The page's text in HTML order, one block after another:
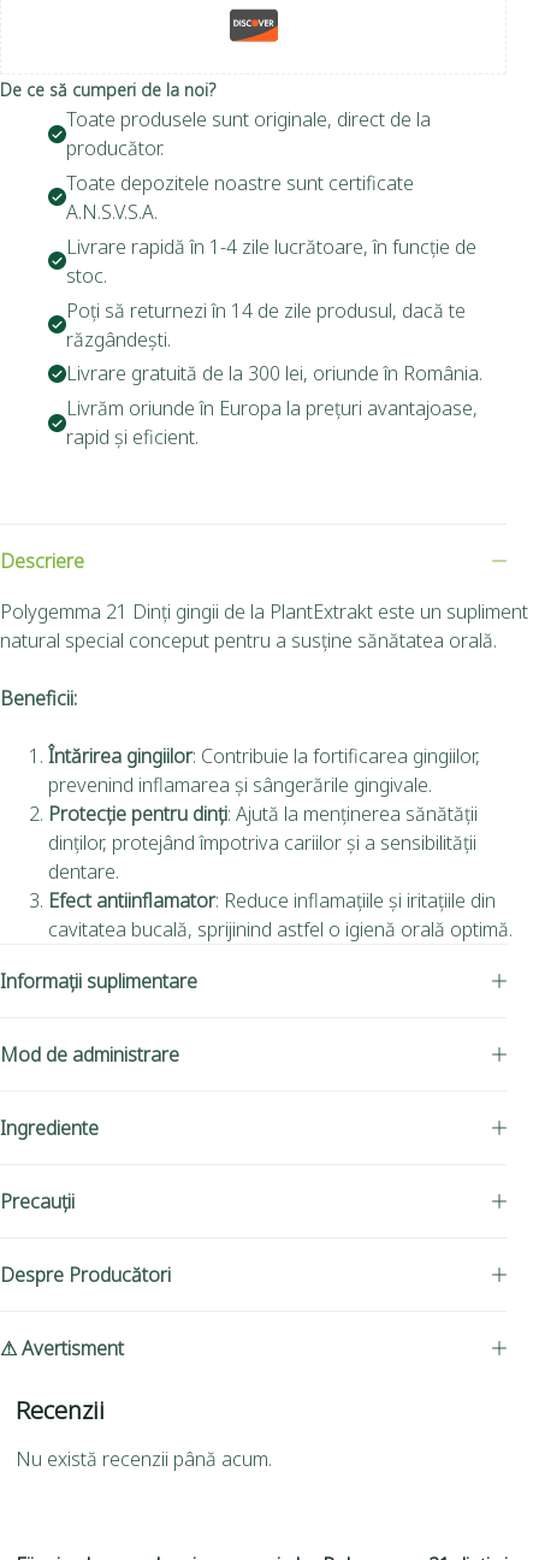
De ce să cumperi de la noi?
Toate produsele sunt originale, direct de la
producător.
Toate depozitele noastre sunt certificate
A.N.S.V.S.A.
Livrare rapidă în 1-4 zile lucrătoare, în funcție de
stoc.
Poți să returnezi în 14 de zile produsul, dacă te
răzgândești.
Livrare gratuită de la 300 lei, oriunde în România.
Livrăm oriunde în Europa la prețuri avantajoase,
rapid și eficient.
Descriere
Polygemma 21 Dinți gingii de la PlantExtrakt este un supliment
natural special conceput pentru a susține sănătatea orală.
Beneficii:
Întărirea gingiilor: Contribuie la fortificarea gingiilor,
prevenind inflamarea și sângerările gingivale.
Protecție pentru dinți: Ajută la menținerea sănătății
dinților, protejând împotriva cariilor și a sensibilității
dentare.
Efect antiinflamator: Reduce inflamațiile și iritațiile din
cavitatea bucală, sprijinind astfel o igienă orală optimă.
Informații suplimentare
Mod de administrare
Ingrediente
Precauții
Despre Producători
⚠ Avertisment
Recenzii
Nu există recenzii până acum.